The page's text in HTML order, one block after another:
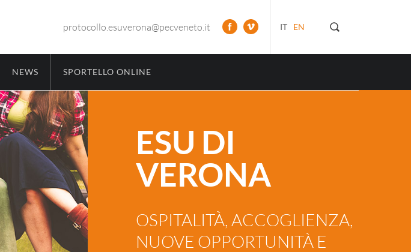
IT EN
protocollo.esuverona@pecveneto.it
NEWS SPORTELLO ONLINE
ESU DI
VERONA
OSPITALITÀ, ACCOGLIENZA,
NUOVE OPPORTUNITÀ E